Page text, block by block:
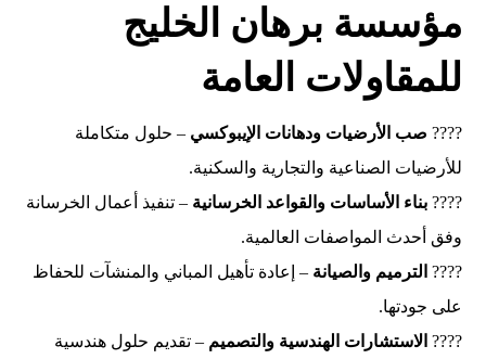
مؤسسة برهان الخليج
للمقاولات العامة
???? صب الأرضيات ودهانات الإيبوكسي – حلول متكاملة
للأرضيات الصناعية والتجارية والسكنية.
????بناء الأساسات والقواعد الخرسانية – تنفيذ أعمال الخرسانة
وفق أحدث المواصفات العالمية.
???? الترميم والصيانة – إعادة تأهيل المباني والمنشآت للحفاظ
على جودتها.
???? الاستشارات الهندسية والتصميم – تقديم حلول هندسية